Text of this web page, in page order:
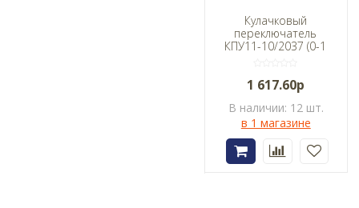
Кулачковый
переключатель
КПУ11-10/2037 (0-1
1 617.60р
В наличии: 12 шт.
в 1 магазине